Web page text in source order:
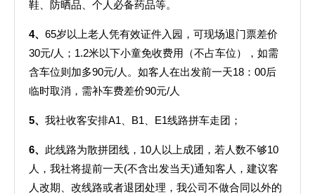
鞋、防晒品、个人必备药品等。
4、 65岁以上老人凭有效证件入园，可现场退门票差价
30元/人；1.2米以下小童免收费用（不占车位），如需
含车位则加多90元/人。如客人在出发前一天18：00后
临时取消，需补车费差价90元/人
5、 我社收客安排A1、B1、E1线路拼车走团；
6、 此线路为散拼团线，10人以上成团，若人数不够10
人，我社将提前一天(不含出发当天)通知客人，建议客
人改期、改线路或者退团处理，我公司不做合同以外的